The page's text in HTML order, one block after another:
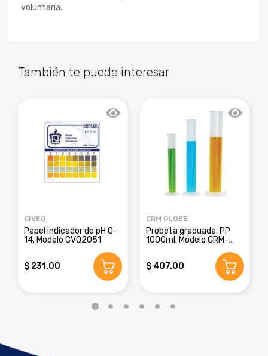
voluntaria.
También te puede interesar
CIVEQ
Papel indicador de pH 0-
14. Modelo CVQ2051
$ 231.00
CRM GLOBE
Probeta graduada, PP
1000ml. Modelo CRM-
$ 407.00